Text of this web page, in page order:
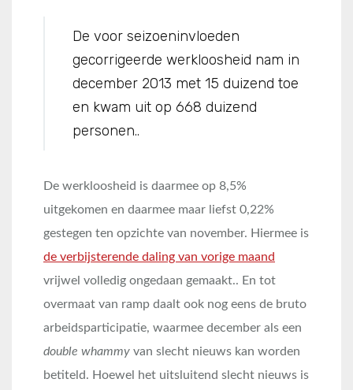
De voor seizoeninvloeden
gecorrigeerde werkloosheid nam in
december 2013 met 15 duizend toe
en kwam uit op 668 duizend
personen..
De werkloosheid is daarmee op 8,5%
uitgekomen en daarmee maar liefst 0,22%
gestegen ten opzichte van november. Hiermee is
de verbijsterende daling van vorige maand
vrijwel volledig ongedaan gemaakt.. En tot
overmaat van ramp daalt ook nog eens de bruto
arbeidsparticipatie, waarmee december als een
double whammy van slecht nieuws kan worden
betiteld. Hoewel het uitsluitend slecht nieuws is